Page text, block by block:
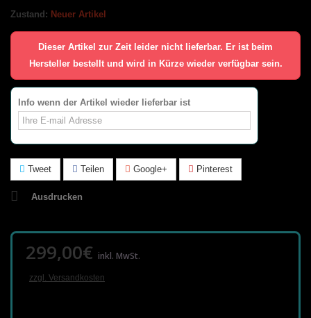
Zustand: Neuer Artikel
Dieser Artikel zur Zeit leider nicht lieferbar. Er ist beim
Hersteller bestellt und wird in Kürze wieder verfügbar sein.
Info wenn der Artikel wieder lieferbar ist
Tweet Teilen Google+ Pinterest
Ausdrucken
299,00€ inkl. MwSt.
zzgl. Versandkosten